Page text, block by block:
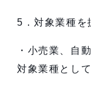
5．対象業種を
・小売業、自
対象業種として